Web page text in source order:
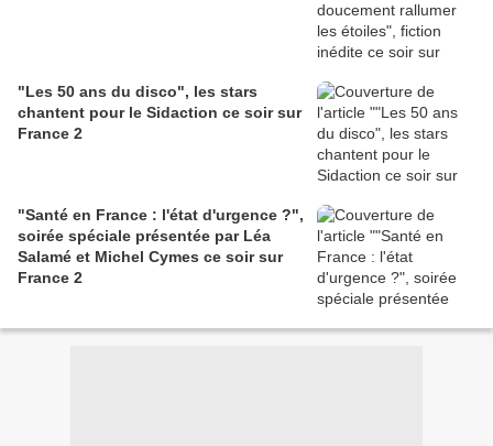
"Les 50 ans du disco", les stars
chantent pour le Sidaction ce soir sur
France 2
"Santé en France : l'état d'urgence ?",
soirée spéciale présentée par Léa
Salamé et Michel Cymes ce soir sur
France 2